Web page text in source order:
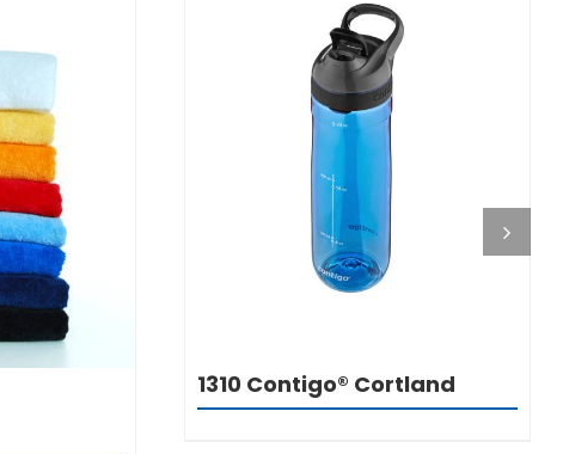
DETALJI
1310 Contigo® Cortland